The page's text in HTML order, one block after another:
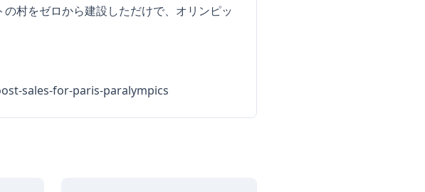
村をゼロから建設しただけで、オリンピッ
sales-for-paris-paralympics